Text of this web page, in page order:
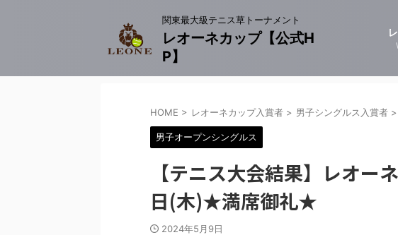
関東最大級テニス草トーナメント
レオーネカップ【公式H
P】
HOME > レオーネカップ入賞者 > 男子シングルス入賞者 >
男子オープンシングルス
【テニス大会結果】レオ
日(木)★満席御礼★
2024年5月9日